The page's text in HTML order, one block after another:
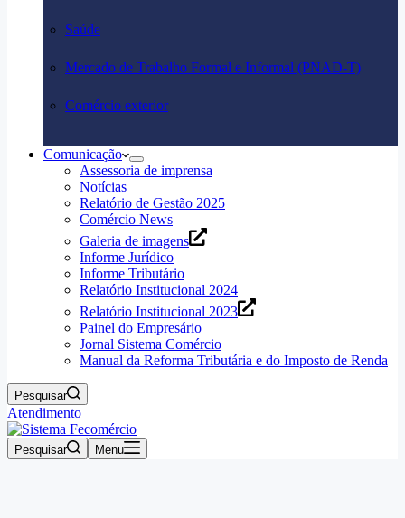
Saúde
Mercado de Trabalho Formal e Informal (PNAD-T)
Comércio exterior
Comunicação
Assessoria de imprensa
Notícias
Relatório de Gestão 2025
Comércio News
Galeria de imagens
Informe Jurídico
Informe Tributário
Relatório Institucional 2024
Relatório Institucional 2023
Painel do Empresário
Jornal Sistema Comércio
Manual da Reforma Tributária e do Imposto de Renda
Pesquisar
Atendimento
Pesquisar Menu